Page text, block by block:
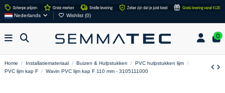
Nederlands Wishlist (0)
0
Home Installatiemateriaal Buizen & Hulpstukken
PVC hulpstukken lijm
PVC lijm kap F
Wavin PVC lijm kap F 110 mm - 3105111000